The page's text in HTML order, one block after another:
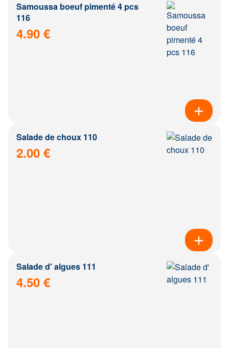
Samoussa boeuf pimenté 4 pcs
116
4.90 €
Salade de choux 110
2.00 €
Salade d' algues 111
4.50 €